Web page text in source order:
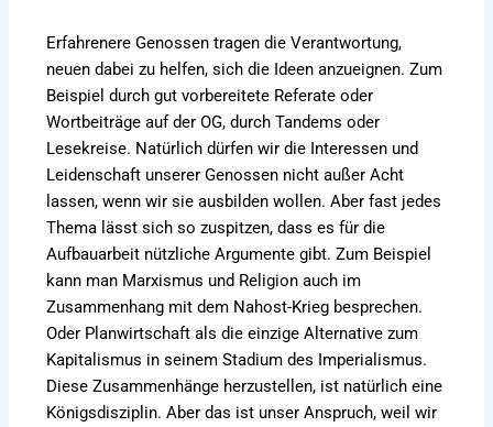
Erfahrenere Genossen tragen die Verantwortung,
neuen dabei zu helfen, sich die Ideen anzueignen. Zum
Beispiel durch gut vorbereitete Referate oder
Wortbeiträge auf der OG, durch Tandems oder
Lesekreise. Natürlich dürfen wir die Interessen und
Leidenschaft unserer Genossen nicht außer Acht
lassen, wenn wir sie ausbilden wollen. Aber fast jedes
Thema lässt sich so zuspitzen, dass es für die
Aufbauarbeit nützliche Argumente gibt. Zum Beispiel
kann man Marxismus und Religion auch im
Zusammenhang mit dem Nahost-Krieg besprechen.
Oder Planwirtschaft als die einzige Alternative zum
Kapitalismus in seinem Stadium des Imperialismus.
Diese Zusammenhänge herzustellen, ist natürlich eine
Königsdisziplin. Aber das ist unser Anspruch, weil wir